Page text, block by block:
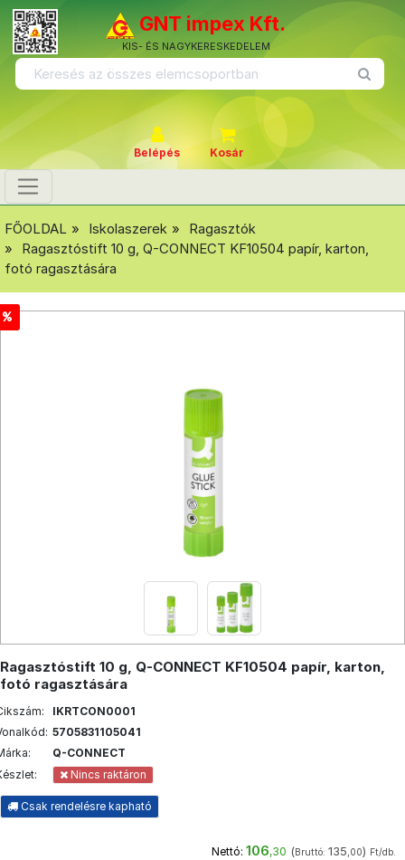
GNT impex Kft.
KIS- ÉS NAGYKERESKEDELEM
Belépés Kosár
FŐOLDAL Iskolaszerek
Ragasztók
Ragasztóstift 10 g, Q-CONNECT KF10504 papír, karton,
fotó ragasztására
Ragasztóstift 10 g, Q-CONNECT KF10504 papír, karton,
fotó ragasztására
IKRTCON0001
5705831105041
Q-CONNECT
Nincs raktáron
Csak rendelésre kapható
Nettó: 106,30 (Bruttó: 135,00) Ft/db.